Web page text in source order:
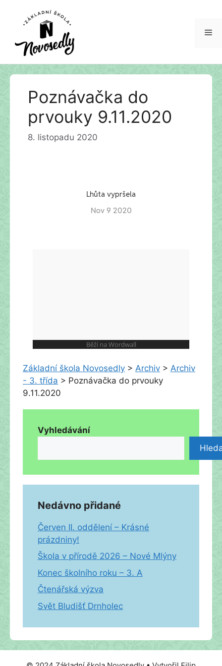
Přeskočit
Poznávačka do
prvouky 9.11.2020
8. listopadu 2020
Základní škola Novosedly > Archiv > Archiv
- 3. třída > Poznávačka do prvouky
9.11.2020
Vyhledávání
Nedávno přidané
Červen II. oddělení – Krásné
prázdniny!
Škola v přírodě 2026 – Nové Mlýny
Konec školního roku – 3. A
Čtenářská výzva
Svět Bludišť Drnholec